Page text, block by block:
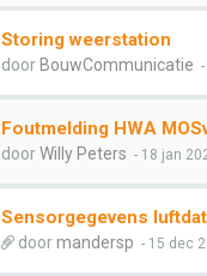
Storing weerstation
door BouwCommunicatie
Foutmelding HWA
doorWilly Peters - 18 jan
Sensorgegevens
doormandersp - 15 dec